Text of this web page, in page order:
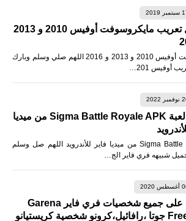
2019
تحميل تعريب مايكروسوفت أوفيس 2010 و 2013
تحميل تعريب مايكروسوفت أوفيس 2010 و 2013 و 2016 اللهم صلي وسلم وبارك
أوفيس 201…
2022
تنزيل لعبة Sigma Battle Royale APK من ميديا
تنزيل لعبة Sigma Battle Royale APK من ميديا فاير للأندرويد اللهم صل وسلم
شبيهه فري فاير الج…
2020
تعرف على جميع شخصيات فري فاير Garena
Free Fire جوتا ،رافائيل،كرونو شخصية كريستيانو